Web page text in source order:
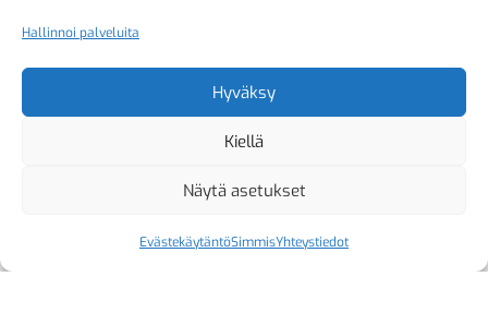
Hallinnoi palveluita
Hyväksy
Kiellä
Näytä asetukset
EvästekäytäntöSimmisYhteystiedot